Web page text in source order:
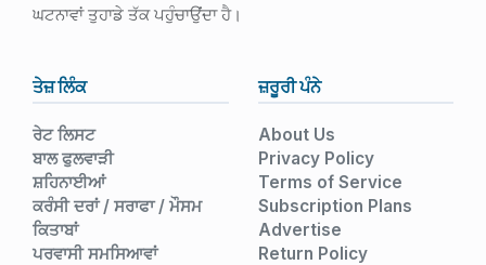
ਘਟਨਾਵਾਂ ਤੁਹਾਡੇ ਤੱਕ ਪਹੁੰਚਾਉਂਦਾ ਹੈ।
ਤੇਜ਼ ਲਿੰਕ
ਰੇਟ ਲਿਸਟ
ਬਾਲ ਫੁਲਵਾੜੀ
ਸ਼ਹਿਨਾਈਆਂ
ਕਰੰਸੀ ਦਰਾਂ / ਸਰਾਫਾ / ਮੌਸਮ
ਕਿਤਾਬਾਂ
ਪਰਵਾਸੀ ਸਮਸਿਆਵਾਂ
ਜ਼ਰੂਰੀ ਪੰਨੇ
About Us
Privacy Policy
Terms of Service
Subscription Plans
Advertise
Return Policy